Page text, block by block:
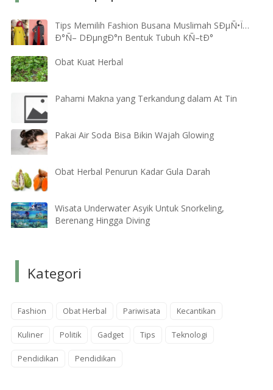
Tips Memilih Fashion Busana Muslimah SÐµÑ•Ï…
Ð°Ñ– DÐµngÐ°n Bentuk Tubuh KÑ–tÐ°
Obat Kuat Herbal
Pahami Makna yang Terkandung dalam At Tin
Pakai Air Soda Bisa Bikin Wajah Glowing
Obat Herbal Penurun Kadar Gula Darah
Wisata Underwater Asyik Untuk Snorkeling,
Berenang Hingga Diving
Kategori
Fashion Obat Herbal Pariwisata Kecantikan
Kuliner Politik Gadget Tips Teknologi
Pendidikan Pendidikan